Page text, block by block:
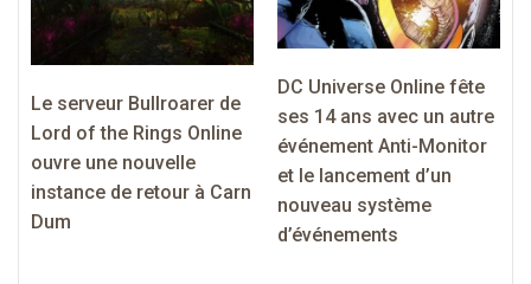
Le serveur Bullroarer de
Lord of the Rings Online
ouvre une nouvelle
instance de retour à Carn
Dum
DC Universe Online fête
ses 14 ans avec un autre
événement Anti-Monitor
et le lancement d’un
nouveau système
d’événements